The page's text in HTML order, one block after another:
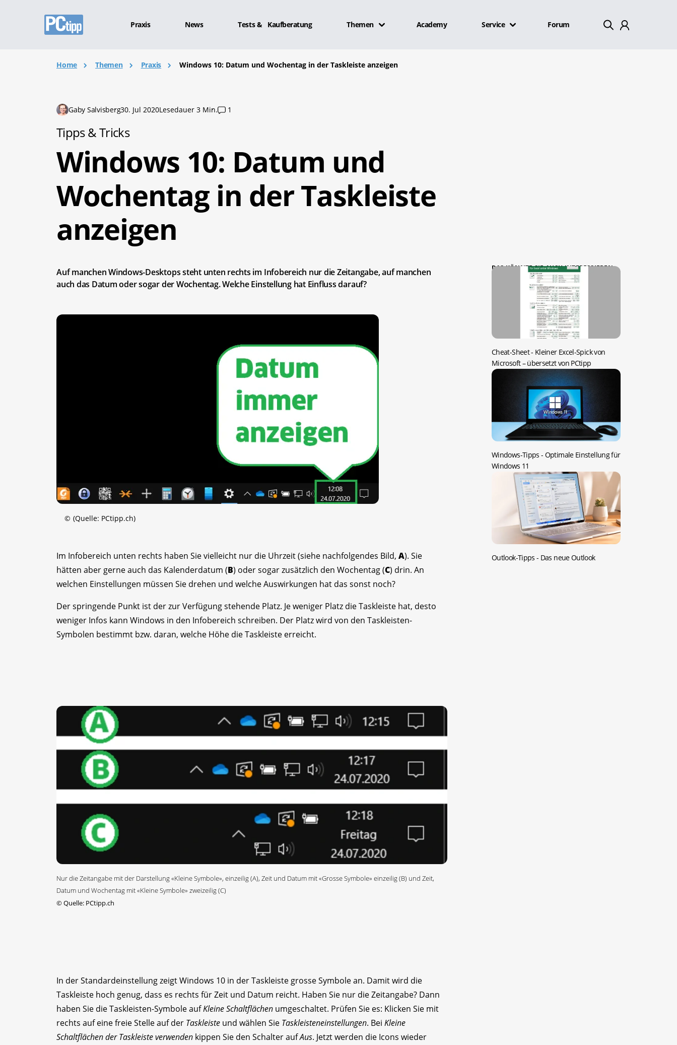
Praxis News Tests & Kaufberatung Themen Academy Service Forum
Home Themen Praxis Windows 10: Datum und Wochentag in der Taskleiste anzeigen
Gaby Salvisberg30. Jul 2020Lesedauer 3 Min. 1
Tipps & Tricks
Windows 10: Datum und
Wochentag in der Taskleiste
anzeigen
Auf manchen Windows-Desktops steht unten rechts im Infobereich nur die Zeitangabe, auf manchen
auch das Datum oder sogar der Wochentag. Welche Einstellung hat Einfluss darauf?
© (Quelle: PCtipp.ch)
Im Infobereich unten rechts haben Sie vielleicht nur die Uhrzeit (siehe nachfolgendes Bild, A). Sie
hätten aber gerne auch das Kalenderdatum (B) oder sogar zusätzlich den Wochentag (C) drin. An
welchen Einstellungen müssen Sie drehen und welche Auswirkungen hat das sonst noch?
Der springende Punkt ist der zur Verfügung stehende Platz. Je weniger Platz die Taskleiste hat, desto
weniger Infos kann Windows in den Infobereich schreiben. Der Platz wird von den Taskleisten-
Symbolen bestimmt bzw. daran, welche Höhe die Taskleiste erreicht.
Nur die Zeitangabe mit der Darstellung «Kleine Symbole», einzeilig (A), Zeit und Datum mit «Grosse Symbole» einzeilig (B) und Zeit,
Datum und Wochentag mit «Kleine Symbole» zweizeilig (C)
©Quelle: PCtipp.ch
In der Standardeinstellung zeigt Windows 10 in der Taskleiste grosse Symbole an. Damit wird die
Taskleiste hoch genug, dass es rechts für Zeit und Datum reicht. Haben Sie nur die Zeitangabe? Dann
haben Sie die Taskleisten-Symbole aufKleine Schaltflächen umgeschaltet. Prüfen Sie es: Klicken Sie mit
rechts auf eine freie Stelle auf der Taskleiste und wählen Sie Taskleisteneinstellungen. Bei Kleine
Schaltflächen der Taskleiste verwenden kippen Sie den Schalter aufAus. Jetzt werden die Icons wieder
DAS KÖNNTE SIE AUCH INTERESSIEREN:
Cheat-Sheet - Kleiner Excel-Spick von
Microsoft – übersetzt von PCtipp
Windows-Tipps - Optimale Einstellung für
Windows 11
Outlook-Tipps - Das neue Outlook